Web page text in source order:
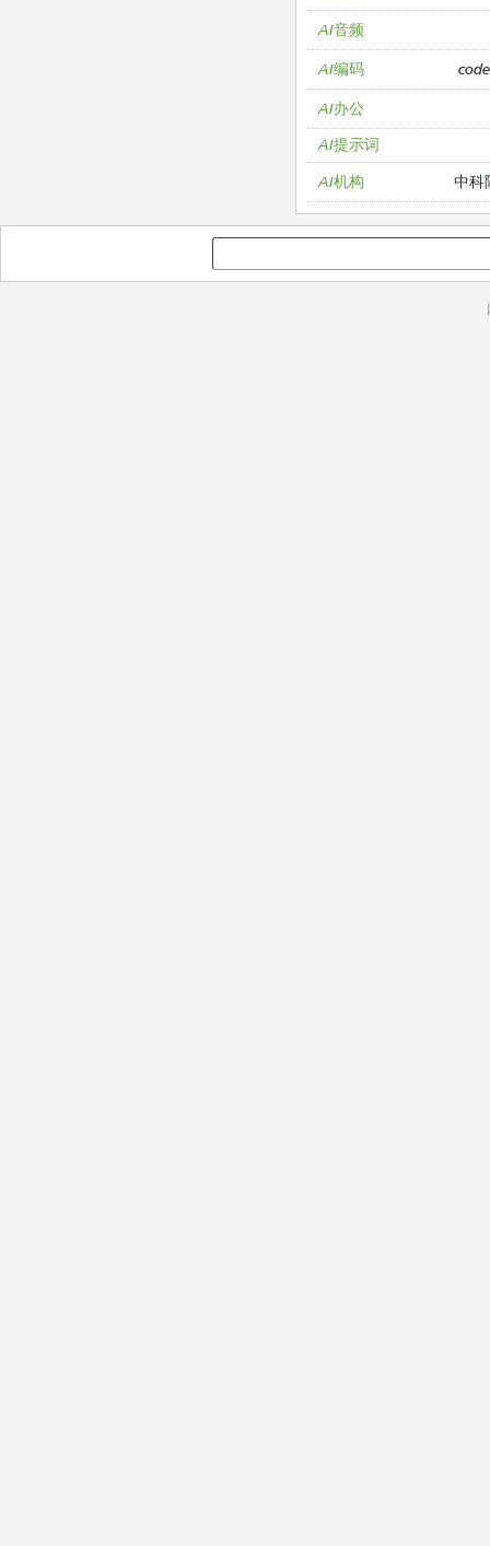
AI音频
AI编码
AI办公
AI提示词
AI机构
中科